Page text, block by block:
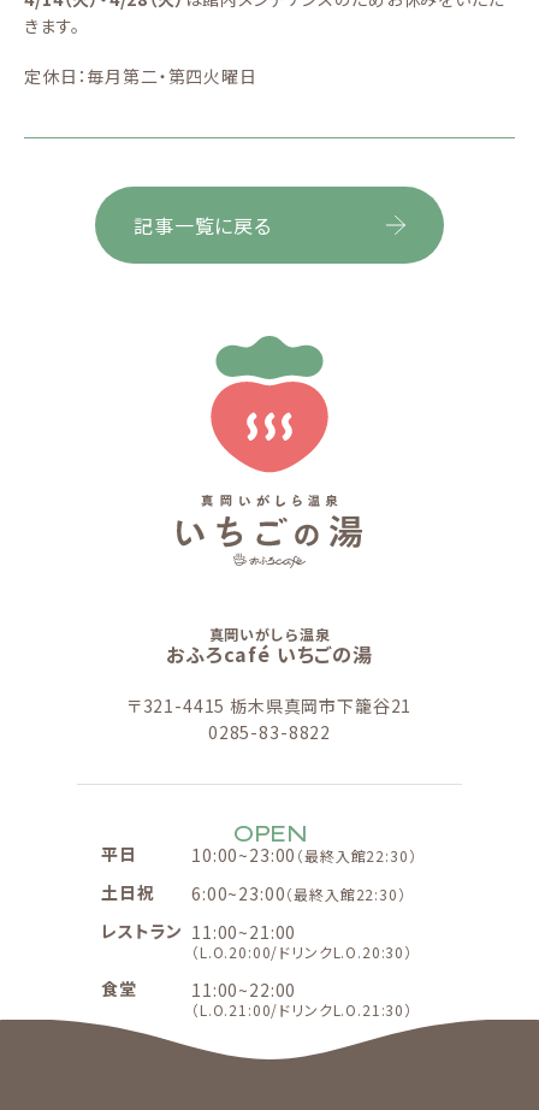
きます。
定休日：毎月第二・第四火曜日
記事一覧に戻る
真岡いがしら温泉
おふろcafé いちごの湯
〒321-4415 栃木県真岡市下籠谷21
0285-83-8822
OPEN
平日 10:00~23:00 （最終入館22:30）
土日祝 6:00~23:00（最終入館22:30）
レストラン 11:00~21:00
（L.O.20:00/ドリンクL.O.20:30）
食堂 11:00~22:00
（L.O.21:00/ドリンクL.O.21:30）